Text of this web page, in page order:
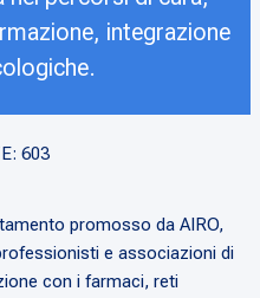
integrazione
603
promosso da AIRO,
e associazioni di
con i farmaci, reti